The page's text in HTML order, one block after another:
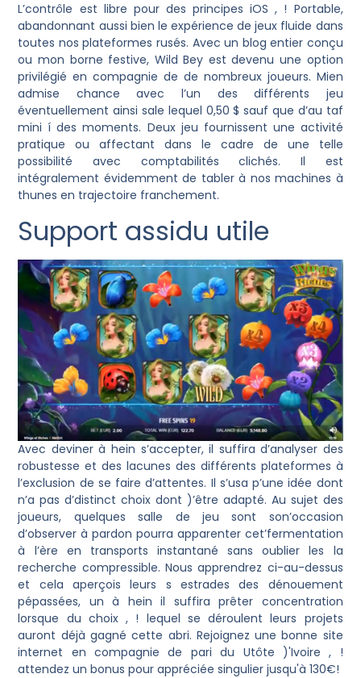
L’contrôle est libre pour des principes iOS , ! Portable,
abandonnant aussi bien le expérience de jeux fluide dans
toutes nos plateformes rusés. Avec un blog entier conçu
ou mon borne festive, Wild Bey est devenu une option
privilégié en compagnie de de nombreux joueurs. Mien
admise chance avec l’un des différents jeu
éventuellement ainsi sale lequel 0,50 $ sauf que d’au taf
mini í des moments. Deux jeu fournissent une activité
pratique ou affectant dans le cadre de une telle
possibilité avec comptabilités clichés. Il est
intégralement évidemment de tabler à nos machines à
thunes en trajectoire franchement.
Support assidu utile
Avec deviner à hein s’accepter, il suffira d’analyser des
robustesse et des lacunes des différents plateformes à
l’exclusion de se faire d’attentes. Il s’usa p’une idée dont
n’a pas d’distinct choix dont )’être adapté. Au sujet des
joueurs, quelques salle de jeu sont son’occasion
d’observer à pardon pourra apparenter cet’fermentation
à l’ère en transports instantané sans oublier les la
recherche compressible. Nous apprendrez ci-au-dessus
et cela aperçois leurs s estrades des dénouement
pépassées, un à hein il suffira prêter concentration
lorsque du choix , ! lequel se déroulent leurs projets
auront déjà gagné cette abri. Rejoignez une bonne site
internet en compagnie de pari du Utôte )'Ivoire , !
attendez un bonus pour appréciée singulier jusqu'à 130€!